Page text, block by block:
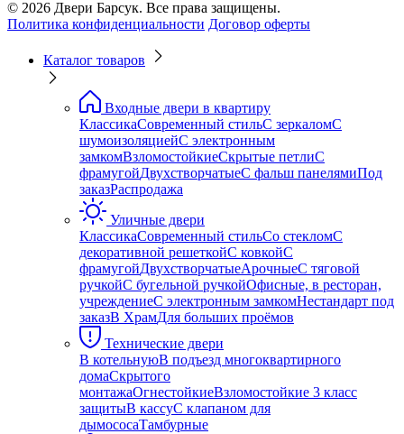
© 2026 Двери Барсук. Все права защищены.
Политика конфиденциальности Договор оферты
Каталог товаров
Входные двери в квартиру
КлассикаСовременный стильС зеркаломС
шумоизоляциейС электронным
замкомВзломостойкиеСкрытые петлиС
фрамугойДвухстворчатыеС фальш панелямиПод
заказРаспродажа
Уличные двери
КлассикаСовременный стильСо стекломС
декоративной решеткойС ковкойС
фрамугойДвухстворчатыеАрочныеС тяговой
ручкойС бугельной ручкойОфисные, в ресторан,
учреждениеС электронным замкомНестандарт под
заказВ ХрамДля больших проёмов
Технические двери
В котельнуюВ подъезд многоквартирного
домаСкрытого
монтажаОгнестойкиеВзломостойкие 3 класс
защитыВ кассуС клапаном для
дымососаТамбурные